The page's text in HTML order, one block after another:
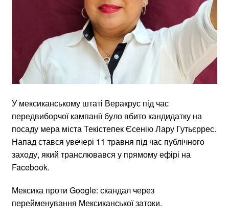
У мексиканському штаті Веракрус під час
передвиборчої кампанії було вбито кандидатку на
посаду мера міста Текістепек Єсенію Лару Гутьєррес.
Напад стався увечері 11 травня під час публічного
заходу, який транслювався у прямому ефірі на
Facebook.
Мексика проти Google: скандал через
перейменування Мексиканської затоки.